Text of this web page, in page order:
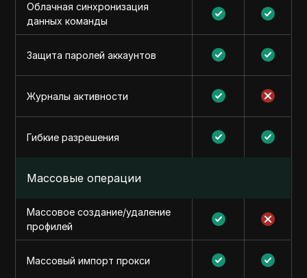
Облачная синхронизация
данных команды
Защита паролей аккаунтов
Журналы активности
Гибкие разрешения
Массовые операции
Массовое создание/удаление
профилей
Массовый импорт прокси